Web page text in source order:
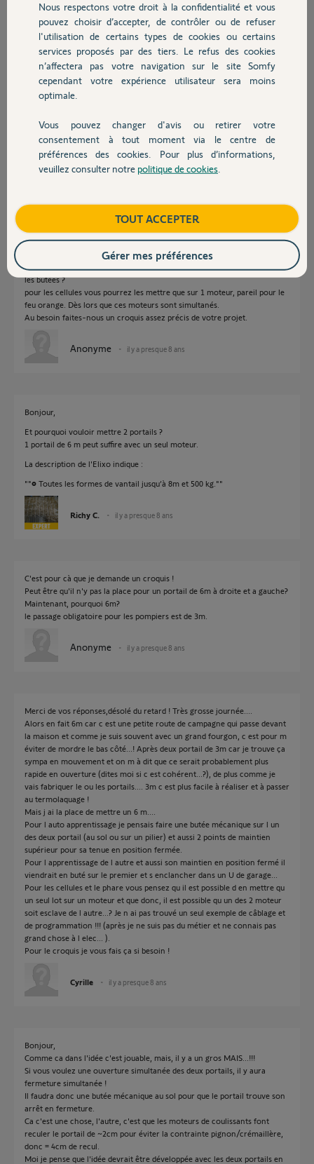
Chauffage
Autres produits
Devis avec un pro
Contact
gaines du coup !
Merci de vos réponses.
Cdlt Cyrille.
Cyrille
il y a presque 8 ans
Participer au fil de discussion
Réponses
Bonjour Cyrille,
Il va falloir être plus précis sur votre projet.
moteurs, sauf qu'il seront en sens inverse.
Comment comptez-vous faire pour l'auto apprentissage sachant que
chaque portail doit aller chercher ses propres butées. Et, quelles seront
les butées ?
pour les cellules vous pourrez les mettre que sur 1 moteur, pareil pour le
feu orange. Dès lors que ces moteurs sont simultanés.
Au besoin faites-nous un croquis assez précis de votre projet.
Anonyme il y a presque 8 ans
Bonjour,
Et pourquoi vouloir mettre 2 portails ?
1 portail de 6 m peut suffire avec un seul moteur.
La description de l'Elixo indique :
""• Toutes les formes de vantail jusqu’à 8m et 500 kg.""
Richy C. il y a presque 8 ans
C'est pour cà que je demande un croquis !
Peut être qu'il n'y pas la place pour un portail de 6m à droite et a gauche?
Maintenant, pourquoi 6m?
le passage obligatoire pour les pompiers est de 3m.
Anonyme il y a presque 8 ans
Merci de vos réponses,désolé du retard ! Très grosse journée....
Alors en fait 6m car c est une petite route de campagne qui passe devant
la maison et comme je suis souvent avec un grand fourgon, c est pour m
éviter de mordre le bas côté...! Après deux portail de 3m car je trouve ça
sympa en mouvement et on m à dit que ce serait probablement plus
rapide en ouverture (dites moi si c est cohérent...?), de plus comme je
vais fabriquer le ou les portails.... 3m c est plus facile à réaliser et à passer
au termolaquage !
Mais j ai la place de mettre un 6 m....
Pour l auto apprentissage je pensais faire une butée mécanique sur l un
des deux portail (au sol ou sur un pilier) et aussi 2 points de maintien
supérieur pour sa tenue en position fermée.
Pour l apprentissage de l autre et aussi son maintien en position fermé il
viendrait en buté sur le premier et s enclancher dans un U de garage...
Pour les cellules et le phare vous pensez qu il est possible d en mettre qu
un seul lot sur un moteur et que donc, il est possible qu un des 2 moteur
soit esclave de l autre...? Je n ai pas trouvé un seul exemple de câblage et
de programmation !!! (après je ne suis pas du métier et ne connais pas
grand chose à l elec... ).
Pour le croquis je vous fais ça si besoin !
Cyrille il y a presque 8 ans
Bonjour,
Comme ca dans l'idée c'est jouable, mais, il y a un gros MAIS...!!!
Si vous voulez une ouverture simultanée des deux portails, il y aura
fermeture simultanée !
Il faudra donc une butée mécanique au sol pour que le portail trouve son
arrêt en fermeture.
Ca c'est une chose, l'autre, c'est que les moteurs de coulissants font
reculer le portail de ~2cm pour éviter la contrainte pignon/crémaillère,
donc = 4cm de recul.
Moi je pense que l'idée devrait être développée avec les deux portails en
Nous respectons votre droit à la confidentialité et vous
pouvez choisir d’accepter, de contrôler ou de refuser
l'utilisation de certains types de cookies ou certains
services proposés par des tiers. Le refus des cookies
n’affectera pas votre navigation sur le site Somfy
cependant votre expérience utilisateur sera moins
optimale.
Vous pouvez changer d'avis ou retirer votre
consentement à tout moment via le centre de
préférences des cookies. Pour plus d’informations,
veuillez consulter notre politique de cookies
TOUT ACCEPTER
Gérer mes préférences